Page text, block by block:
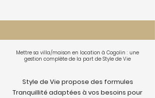
Mettre sa villa/maison en location à Cogolin : une
gestion complète de la part de Style de Vie
Style de Vie propose des formules
Tranquillité adaptées à vos besoins pour